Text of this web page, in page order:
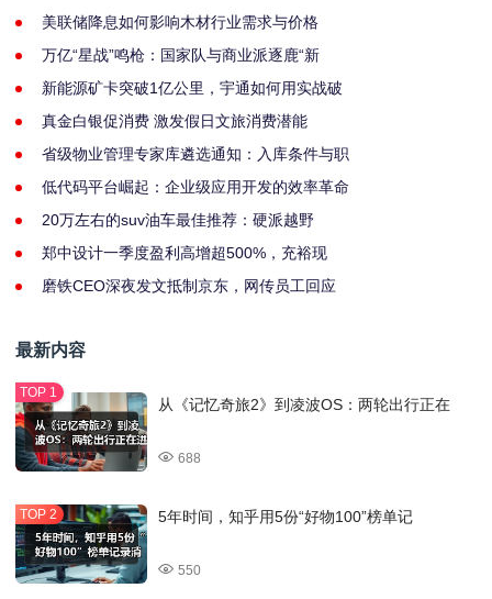
美联储降息如何影响木材行业需求与价格
万亿“星战”鸣枪：国家队与商业派逐鹿“新
新能源矿卡突破1亿公里，宇通如何用实战破
真金白银促消费 激发假日文旅消费潜能
省级物业管理专家库遴选通知：入库条件与职
低代码平台崛起：企业级应用开发的效率革命
20万左右的suv油车最佳推荐：硬派越野
郑中设计一季度盈利高增超500%，充裕现
磨铁CEO深夜发文抵制京东，网传员工回应
最新内容
从《记忆奇旅2》到凌波OS：两轮出行正在
688
5年时间，知乎用5份“好物100”榜单记
550